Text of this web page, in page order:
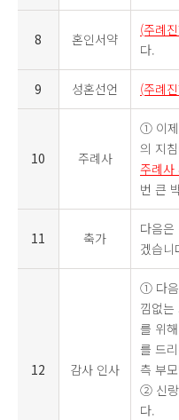
8 혼인서약
(주례
다.
9 성혼선언 (주례
10 주례사
① 이제
의 지
주례사
번 큰
11 축가
다음
겠습니
12 감사 인사
① 다음
낌없
를 위
를 드
측 부
② 신랑
다.